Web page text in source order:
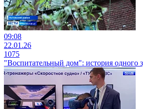
09:08
22.01.26
1075
"Воспитательный дом": история одного